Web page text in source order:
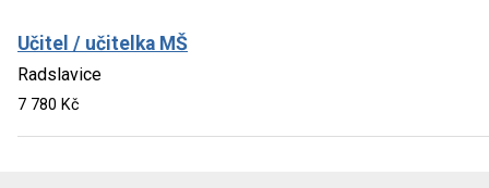
Učitel / učitelka MŠ
Radslavice
7 780 Kč